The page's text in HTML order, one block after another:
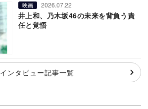
映画 2026.07.22
井上和、乃木坂46の未来を背負う責
任と覚悟
インタビュー記事一覧